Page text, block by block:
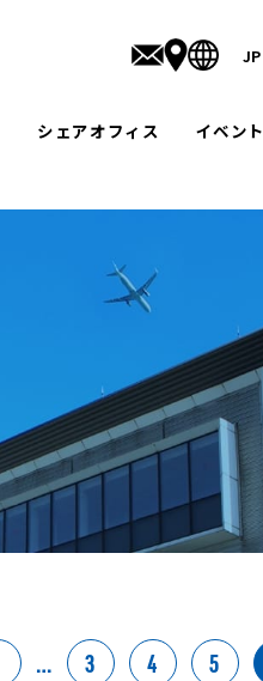
JP
シェアオフィス イベント
… 3 4 5